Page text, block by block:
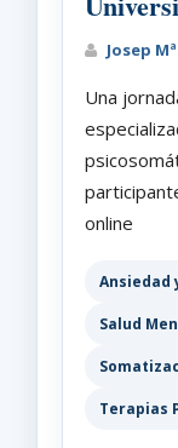
Josep
Una
online
Ansiedad
Salud
Terapias